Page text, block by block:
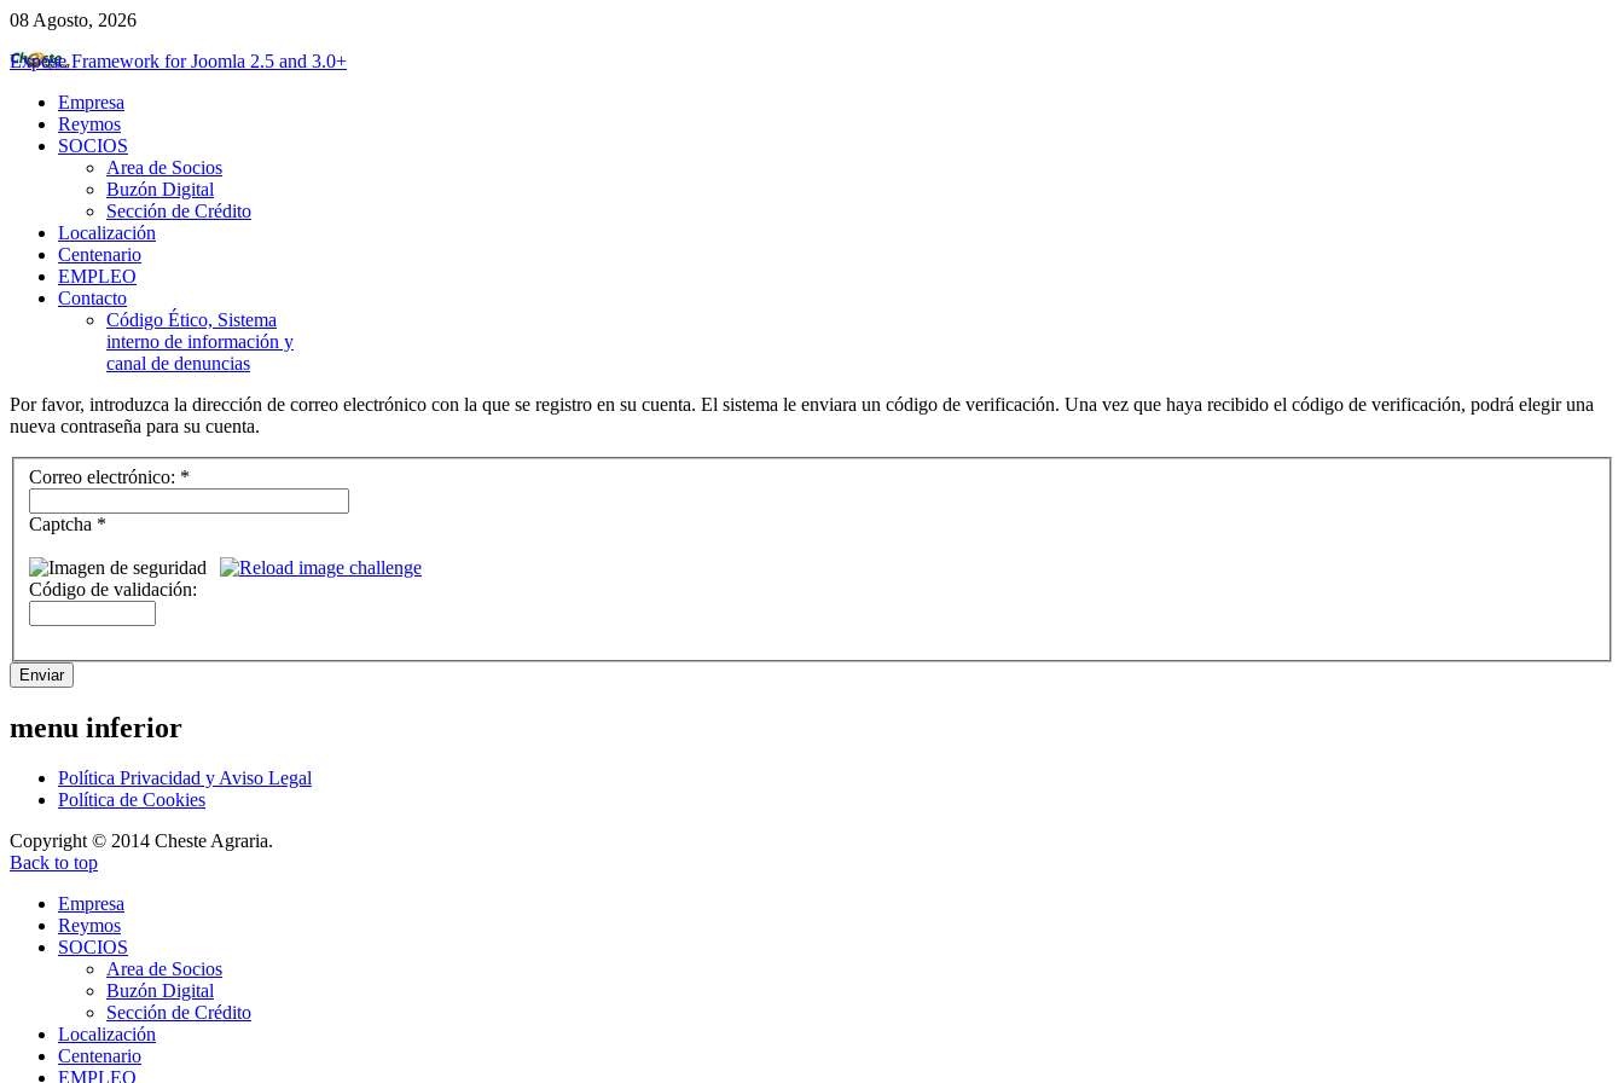
08 Agosto, 2026
Expose Framework for Joomla 2.5 and 3.0+
Empresa
Reymos
SOCIOS
Area de Socios
Buzón Digital
Sección de Crédito
Localización
Centenario
EMPLEO
Contacto
Código Ético, Sistema
interno de información y
canal de denuncias
Por favor, introduzca la dirección de correo electrónico con la que se registro en su cuenta. El sistema le enviara un código de verificación. Una vez que haya recibido el código de verificación, podrá elegir una
nueva contraseña para su cuenta.
Correo electrónico: *
Captcha *
Código de validación:
Enviar
menu inferior
Política Privacidad y Aviso Legal
Política de Cookies
Copyright © 2014 Cheste Agraria.
Back to top
Empresa
Reymos
SOCIOS
Area de Socios
Buzón Digital
Sección de Crédito
Localización
Centenario
EMPLEO